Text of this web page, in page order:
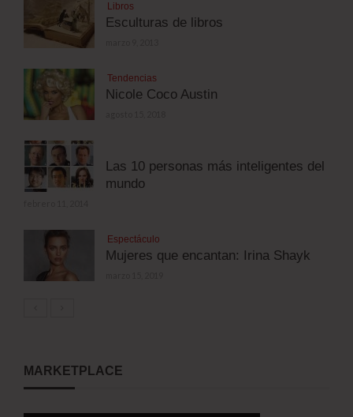
Libros
Esculturas de libros
Tendencias
Nicole Coco Austin
Las 10 personas más inteligentes del
mundo
Espectáculo
Mujeres que encantan: Irina Shayk
MARKETPLACE